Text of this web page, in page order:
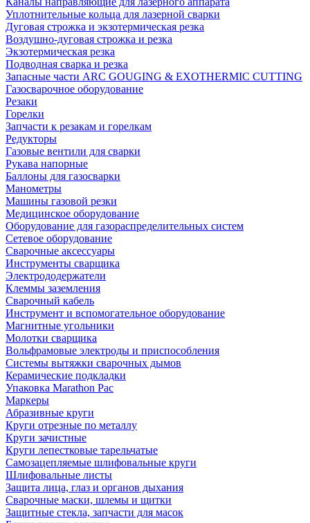
Уплотнительные кольца для лазерной сварки
Дуговая строжка и экзотермическая резка
Воздушно-дуговая строжка и резка
Экзотермическая резка
Подводная сварка и резка
Запасные части ARC GOUGING & EXOTHERMIC CUTTING
Газосварочное оборудование
Резаки
Горелки
Запчасти к резакам и горелкам
Редукторы
Газовые вентили для сварки
Рукава напорные
Баллоны для газосварки
Манометры
Машины газовой резки
Медицинское оборудование
Оборудование для газораспределительных систем
Сетевое оборудование
Сварочные аксессуары
Инструменты сварщика
Электрододержатели
Клеммы заземления
Сварочный кабель
Инструмент и вспомогательное оборудование
Магнитные угольники
Молотки сварщика
Вольфрамовые электроды и приспособления
Системы вытяжки сварочных дымов
Керамические подкладки
Упаковка Marathon Pac
Маркеры
Абразивные круги
Круги отрезные по металлу
Круги зачистные
Круги лепестковые тарельчатые
Самозацепляемые шлифовальные круги
Шлифовальные листы
Защита лица, глаз и органов дыхания
Сварочные маски, шлемы и щитки
Защитные стекла, запчасти для масок